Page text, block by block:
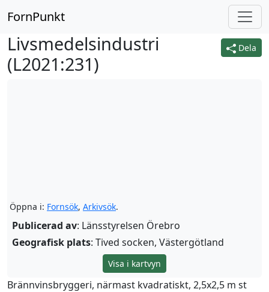
FornPunkt
Dela
Livsmedelsindustri
(L2021:231)
Öppna i: Fornsök, Arkivsök.
Publicerad av: Länsstyrelsen Örebro
Geografisk plats: Tived socken, Västergötland
Visa i kartvyn
Brännvinsbryggeri, närmast kvadratiskt, 2,5x2,5 m st